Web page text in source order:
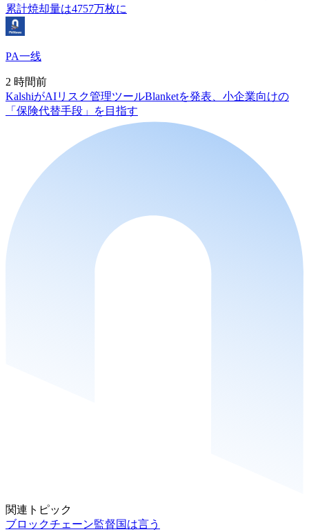
累計焼却量は4757万枚に
PA一线
2 時間前
KalshiがAIリスク管理ツールBlanketを発表、小企業向けの
「保険代替手段」を目指す
関連トピック
ブロックチェーン監督国は言う